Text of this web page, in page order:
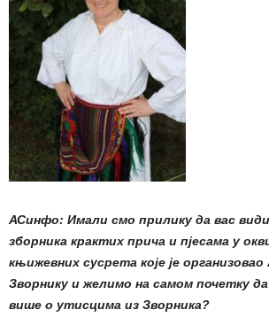
АСинфо: Имали смо прилику да вас
зборника крактих прича и пјесама у
књижевних сусрета које је организовао
Зворнику и желимо на самом почетку
више о утисцима из Зворника?